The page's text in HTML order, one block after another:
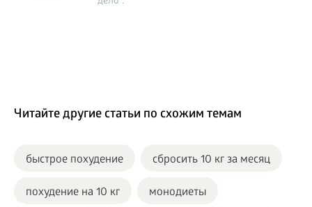
Читайте другие статьи по схожим темам
быстрое похудение сбросить 10 кг за месяц
похудение на 10 кг монодиеты